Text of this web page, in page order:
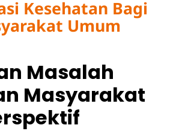
Kesehatan Bagi
Umum
Masalah
Masyarakat